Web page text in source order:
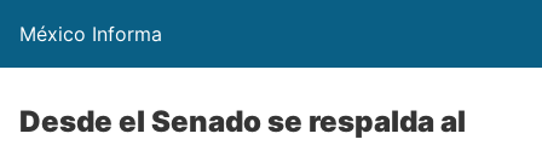
México Informa
Desde el Senado se respalda al